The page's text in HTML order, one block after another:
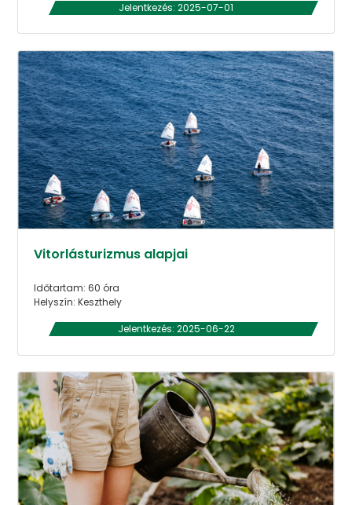
Jelentkezés: 2025-07-01
Vitorlásturizmus alapjai
Időtartam: 60 óra
Helyszín: Keszthely
Jelentkezés: 2025-06-22